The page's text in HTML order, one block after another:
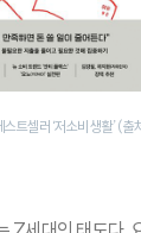
트셀러 ‘저소비 생활’ (출